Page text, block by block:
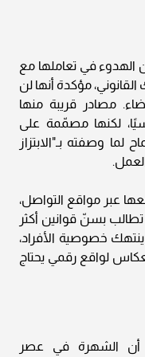
الهدوء في تعاملها مع
القانوني، مؤكدة أنها لن
مصادر قريبة منها
لكنها مصمّمة على
وصفته بـ"الابتزاز
عبر مواقع التواصل،
بسنّ قوانين أكثر
خصوصية الأفراد،
لواقع رقمي يحتاج
الشهرة في عصر